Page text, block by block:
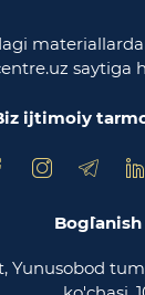
Respublikasi
Uzbekistan milliy
saytiga
ijtimoiy
Bog`lanish
Yunusobod